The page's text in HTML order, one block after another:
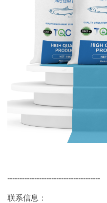
--------------------------------------
联系信息：